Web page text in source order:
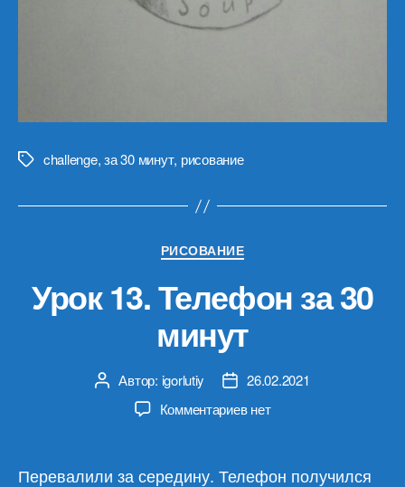
Меткиchallenge,за 30 минут, рисование
Рубрики
РИСОВАНИЕ
Урок 13. Телефон за 30
минут
Автор
записи
Автор: igorlutiy
Дата26.02.2021
Комментариевк
13.
нет
Перевалили за середину. Телефон получился